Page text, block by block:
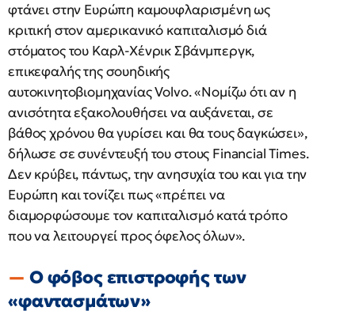
φτάνει στην Ευρώπη καμουφλαρισμένη ως
κριτική στον αμερικανικό καπιταλισμό διά
στόματος του Καρλ-Χένρικ Σβάνμπεργκ,
επικεφαλής της σουηδικής
αυτοκινητοβιομηχανίας Volvo. «Νομίζω ότι αν η
ανισότητα εξακολουθήσει να αυξάνεται, σε
βάθος χρόνου θα γυρίσει και θα τους δαγκώσει»,
δήλωσε σε συνέντευξή του στους Financial Times.
Δεν κρύβει, πάντως, την ανησυχία του και για την
Ευρώπη και τονίζει πως «πρέπει να
διαμορφώσουμε τον καπιταλισμό κατά τρόπο
που να λειτουργεί προς όφελος όλων».
Ο φόβος επιστροφής των
«φαντασμάτων»